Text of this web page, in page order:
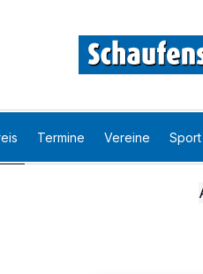
Termine Vereine Sport